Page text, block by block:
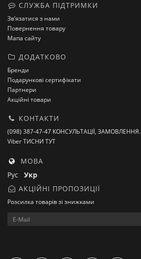
СЛУЖБА ПІДТРИМКИ
Зв’язатися з нами
Повернення товару
Мапа сайту
ДОДАТКОВО
Бренди
Подарункові сертифікати
Партнери
Акційні товари
КОНТАКТИ
(098) 387-47-47 КОНСУЛЬТАЦІЇ, ЗАМОВЛЕННЯ.
Viber ТИСНИ ТУТ
МОВА
Рус Укр
АКЦІЙНІ ПРОПОЗИЦІЇ
Розсилка товарів зі знижками